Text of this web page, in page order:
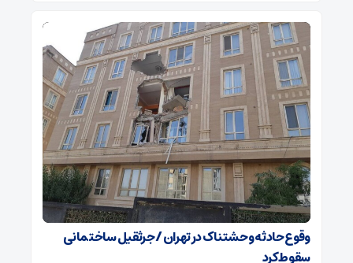
وقوع حادثه وحشتناک در تهران / جرثقیل ساختمانی
سقوط کرد